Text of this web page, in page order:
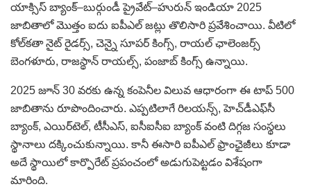
యాక్సిస్ బ్యాంక్–బుర్గుండీ ప్రైవేట్–హురున్ ఇండియా 2025
జాబితాలో మొత్తం ఐదు ఐపీఎల్ జట్లు తొలిసారి ప్రవేశించాయి. వీటిలో
కోల్‌కతా నైట్ రైడర్స్, చెన్నై సూపర్ కింగ్స్, రాయల్ ఛాలెంజర్స్
బెంగళూరు, రాజస్థాన్ రాయల్స్, పంజాబ్ కింగ్స్ ఉన్నాయి.
2025 జూన్ 30 వరకు ఉన్న కంపెనీల విలువ ఆధారంగా ఈ టాప్ 500
జాబితాను రూపొందించారు. ఎప్పటిలాగే రిలయన్స్, హెచ్‌డీఎఫ్‌సీ
బ్యాంక్, ఎయిర్‌టెల్, టీసీఎస్, ఐసీఐసీఐ బ్యాంక్ వంటి దిగ్గజ సంస్థలు
స్థానాలు దక్కించుకున్నాయి. కానీ ఈసారి ఐపీఎల్ ఫ్రాంఛైజీలు కూడా
అదే స్థాయిలో కార్పొరేట్ ప్రపంచంలో అడుగుపెట్టడం విశేషంగా
మారింది.